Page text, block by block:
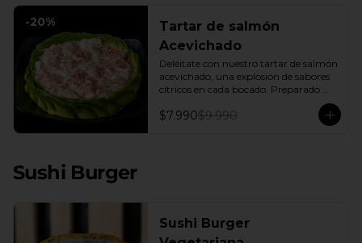
-20%
Tartar de salmón
Acevichado
Deléitate con nuestro tartar de salmón
acevichado, una explosión de sabores
cítricos en cada bocado. Preparado
con una base de pepino fresco y palta
cremosa, este plato es el equilibrio
perfecto. Incluye: 1 Salsa de Soya 30ML
$7.990$9.990
Sushi Burger
Sushi Burger